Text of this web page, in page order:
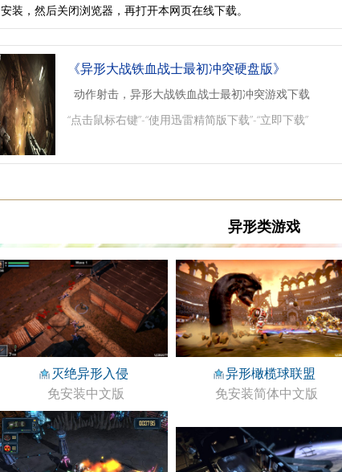
安装，然后关闭浏览器，再打开本网页在线下载。
《异形大战铁血战士最初冲突硬盘版》
动作射击，异形大战铁血战士最初冲突游戏下载
“点击鼠标右键”-“使用迅雷精简版下载”-“立即下载”
异形类游戏
灭绝异形入侵
免安装中文版
异形橄榄球联盟
免安装简体中文版